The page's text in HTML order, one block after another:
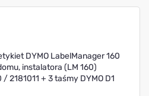
DYMO LabelManager 160
instalatora (LM 160)
2181011 + 3 taśmy DYMO D1